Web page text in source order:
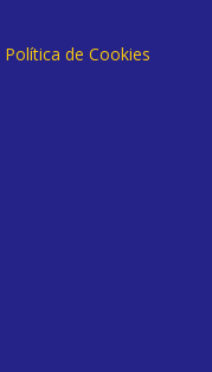
Política de Cookies